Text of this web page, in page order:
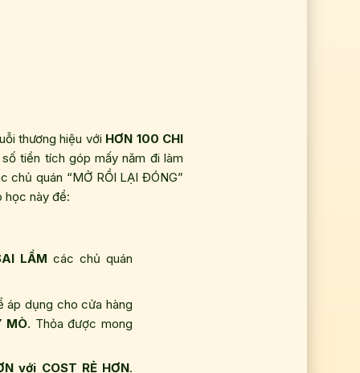
thương hiệu với HƠN 100 CHI
tiền tích góp mấy năm đi làm
quán “MỞ RỒI LẠI ĐÓNG”
học này để:
với COST RẺ HƠN.
dụng cho cửa hàng
MÒ. Thỏa được mong
LẦM các chủ quán